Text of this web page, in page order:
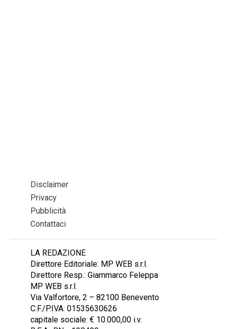
Disclaimer
Privacy
Pubblicità
Contattaci
LA REDAZIONE
Direttore Editoriale: MP WEB s.r.l.
Direttore Resp.: Giammarco Feleppa
MP WEB s.r.l.
Via Valfortore, 2 – 82100 Benevento
C.F./P.IVA: 01535630626
capitale sociale: € 10.000,00 i.v.